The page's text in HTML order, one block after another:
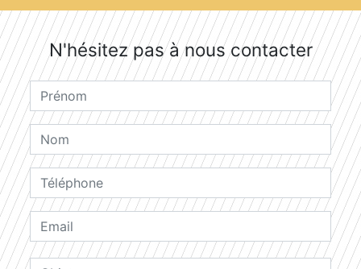
N'hésitez pas à nous contacter